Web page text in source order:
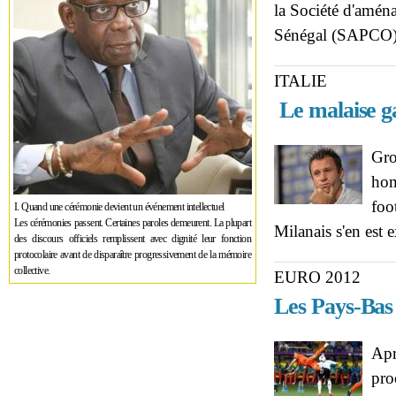
I. Quand une cérémonie devient un événement intellectuel
Les cérémonies passent. Certaines paroles demeurent. La plupart
des discours officiels remplissent avec dignité leur fonction
protocolaire avant de disparaître progressivement de la mémoire
collective.
la Société
Sénégal
ITALIE
Le malaise
Milanais s'en est
EURO 2012
Les Pays-